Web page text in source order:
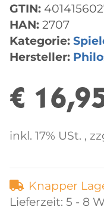
GTIN:
HAN: 2707
Kategorie:
Hersteller:
€
inkl. 17% USt. ,
Knapper
Lieferzeit: 5 - 8